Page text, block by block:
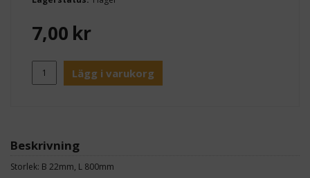
7,00 kr
Lägg i varukorg
Beskrivning
Storlek: B 22mm, L 800mm